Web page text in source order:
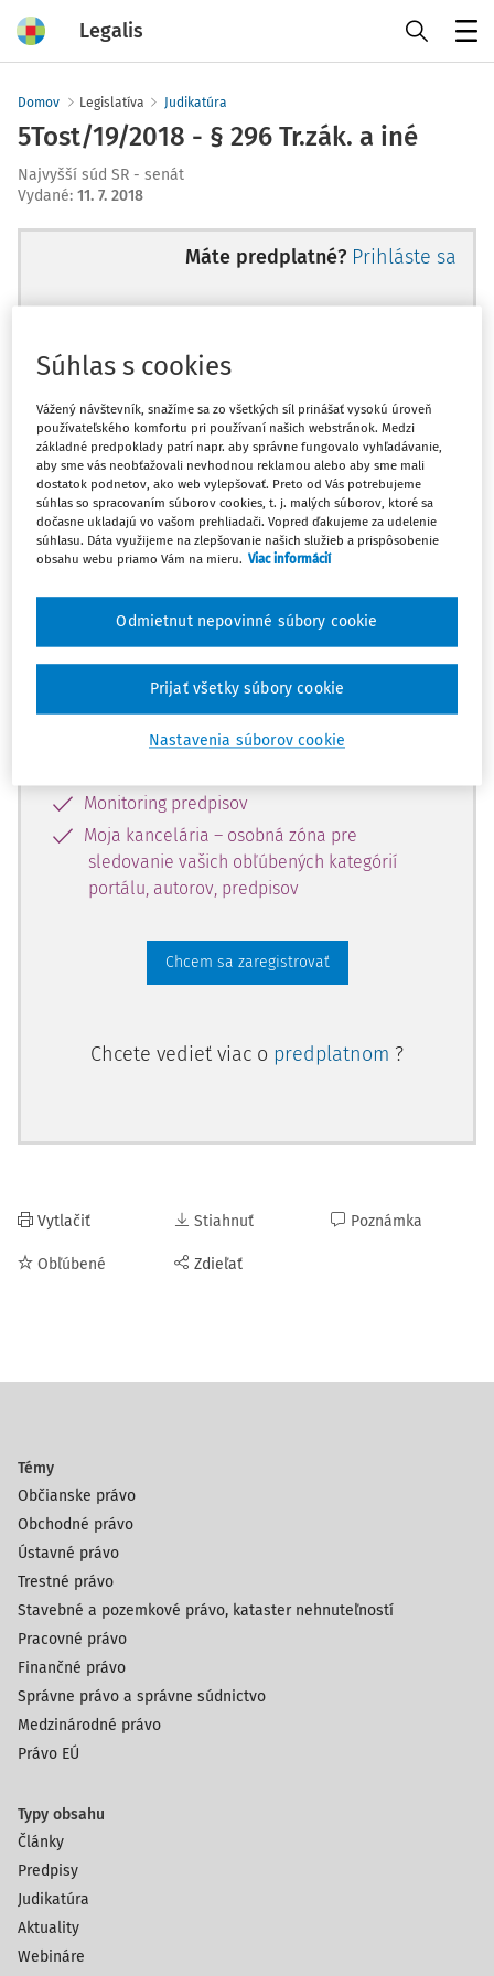
Legalis
Domov Legislatíva Judikatúra
5Tost/19/2018 - § 296 Tr.zák. a iné
Najvyšší súd SR - senát
Vydané: 11. 7. 2018
Máte predplatné? Prihláste sa
Ups, zatiaľ ste si prečítali len
začiatok...
Celý odborný obsah z tejto oblasti je
dostupný predplatiteľom portálu.
obsahu a získajte prístup na 10 dní
zdarma, stačí sa len zaregistrovať.
Vďaka registrácii získate prístup aj k
vybranému obsahu:
Monitoring predpisov
Moja kancelária – osobná zóna pre
sledovanie vašich obľúbených kategórií
portálu, autorov, predpisov
Chcem sa zaregistrovať
Chcete vedieť viac o predplatnom ?
Vytlačiť
Obľúbené
Stiahnuť
Zdieľať
Poznámka
Témy
Občianske právo
Obchodné právo
Ústavné právo
Trestné právo
Stavebné a pozemkové právo, kataster nehnuteľností
Pracovné právo
Finančné právo
Správne právo a správne súdnictvo
Medzinárodné právo
Právo EÚ
Typy obsahu
Články
Predpisy
Judikatúra
Aktuality
Webináre
Súhlas s cookies
Vážený návštevník, snažíme sa zo všetkých síl prinášať vysokú úroveň
používateľského komfortu pri používaní našich webstránok. Medzi
základné predpoklady patrí napr. aby správne fungovalo vyhľadávanie,
aby sme vás neobťažovali nevhodnou reklamou alebo aby sme mali
dostatok podnetov, ako web vylepšovať. Preto od Vás potrebujeme
súhlas so spracovaním súborov cookies, t. j. malých súborov, ktoré sa
dočasne ukladajú vo vašom prehliadači. Vopred ďakujeme za udelenie
súhlasu. Dáta využijeme na zlepšovanie našich služieb a prispôsobenie
obsahu webu priamo Vám na mieru. Viac informácií
Nastavenia súborov cookie
Odmietnut nepovinné súbory cookie
Prijať všetky súbory cookie